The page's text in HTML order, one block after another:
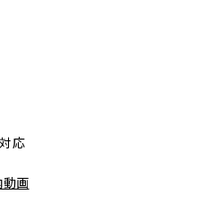
応
動画